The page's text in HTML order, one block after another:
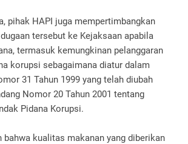
pihak HAPI juga mempertimbangkan
tersebut ke Kejaksaan apabila
termasuk kemungkinan pelanggaran
korupsi sebagaimana diatur dalam
31 Tahun 1999 yang telah diubah
Nomor 20 Tahun 2001 tentang
Pidana Korupsi.
bahwa kualitas makanan yang diberikan